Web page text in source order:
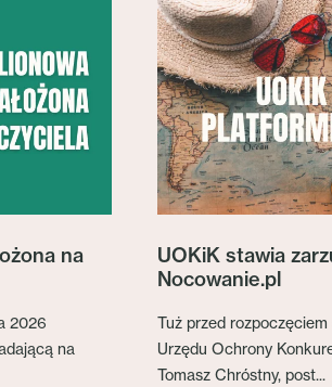
na
2026
na
UOKiK stawia
Nocowanie.pl
Tuż przed
Urzędu Ochrony
Tomasz Chróstny, post...